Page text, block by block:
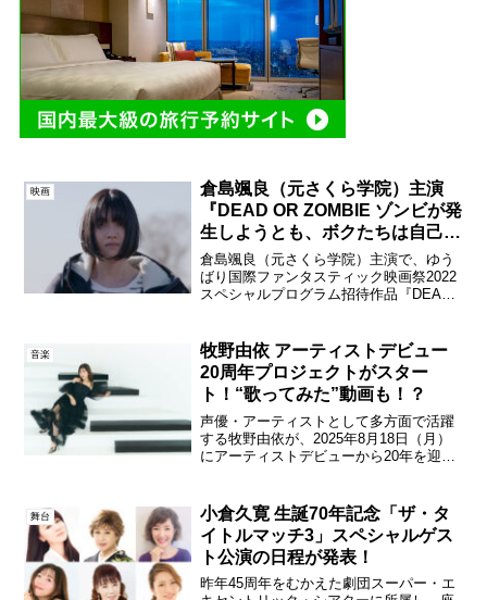
映画
倉島颯良（元さくら学院）主演
『DEAD OR ZOMBIE ゾンビが発
生しようとも、ボクたちは自己評
価を変えない』新宿K’s cinema
にて公開決定！
倉島颯良（元さくら学院）主演で、ゆう
ばり国際ファンタスティック映画祭2022
スペシャルプログラム招待作品『DEAD
日(土）より、新宿K’s cinemaに...
音楽
牧野由依 アーティストデビュー
20周年プロジェクトがスター
ト！“歌ってみた”動画も！？
声優・アーティストとして多方面で活躍
する牧野由依が、2025年8月18日（月）
にアーティストデビューから20年を迎え
を企画中であることを発表...
舞台
小倉久寛 生誕70年記念「ザ・タ
イトルマッチ3」スペシャルゲス
ト公演の日程が発表！
昨年45周年をむかえた劇団スーパー・エ